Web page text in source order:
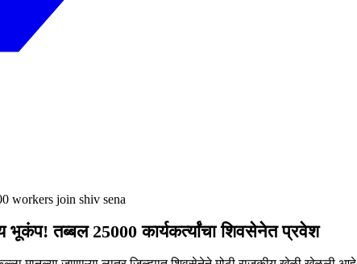
workers join shiv sena
भूकंप! तब्बल 25000 कार्यकर्त्यांचा शिवसेनेत प्रवेश